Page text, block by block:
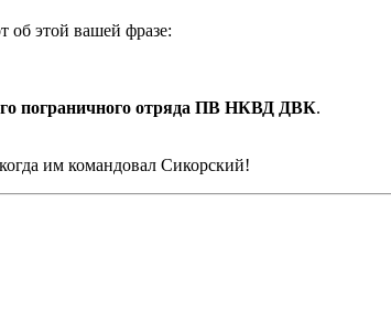
об этой вашей фразе:
пограничного отряда ПВ НКВД ДВК.
им командовал Сикорский!